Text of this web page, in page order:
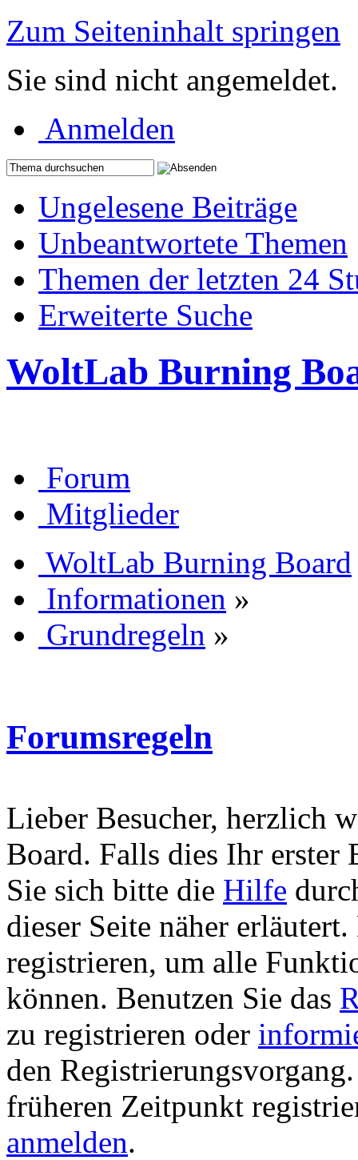
Zum Seiteninhalt springen
Sie sind nicht angemeldet.
Anmelden
Ungelesene Beiträge
Unbeantwortete Themen
Themen der letzten 24
Erweiterte Suche
WoltLab Burning
Forum
Mitglieder
WoltLab Burning Board
Informationen »
Grundregeln »
Forumsregeln
Lieber Besucher, herzlich
Board. Falls dies Ihr erster
Sie sich bitte die Hilfe
dieser Seite näher
registrieren, um alle
können. Benutzen Sie das
zu registrieren oder
den
früheren Zeitpunkt
anmelden.